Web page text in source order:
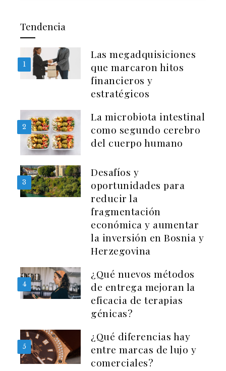
Tendencia
1
Las megadquisiciones
que marcaron hitos
financieros y
estratégicos
2
La microbiota intestinal
como segundo cerebro
del cuerpo humano
3
Desafíos y
oportunidades para
reducir la
fragmentación
económica y aumentar
la inversión en Bosnia y
Herzegovina
4
¿Qué nuevos métodos
de entrega mejoran la
eficacia de terapias
génicas?
5
¿Qué diferencias hay
entre marcas de lujo y
comerciales?